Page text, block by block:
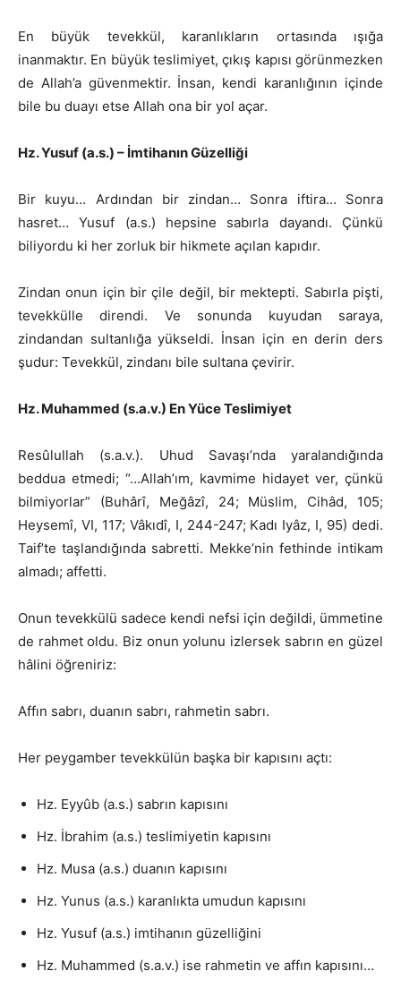
En büyük tevekkül, karanlıkların ortasında ışığa
inanmaktır. En büyük teslimiyet, çıkış kapısı görünmezken
de Allah’a güvenmektir. İnsan, kendi karanlığının içinde
bile bu duayı etse Allah ona bir yol açar.
Hz. Yusuf (a.s.) – İmtihanın Güzelliği
Bir kuyu… Ardından bir zindan… Sonra iftira… Sonra
hasret… Yusuf (a.s.) hepsine sabırla dayandı. Çünkü
biliyordu ki her zorluk bir hikmete açılan kapıdır.
Zindan onun için bir çile değil, bir mektepti. Sabırla pişti,
tevekkülle direndi. Ve sonunda kuyudan saraya,
zindandan sultanlığa yükseldi. İnsan için en derin ders
şudur: Tevekkül, zindanı bile sultana çevirir.
Hz. Muhammed (s.a.v.) En Yüce Teslimiyet
Resûlullah (s.a.v.). Uhud Savaşı’nda yaralandığında
beddua etmedi; “…Allah’ım, kavmime hidayet ver, çünkü
bilmiyorlar” (Buhârî, Meğâzî, 24; Müslim, Cihâd, 105;
Heysemî, VI, 117; Vâkıdî, I, 244-247; Kadı Iyâz, I, 95) dedi.
Taif’te taşlandığında sabretti. Mekke’nin fethinde intikam
almadı; affetti.
Onun tevekkülü sadece kendi nefsi için değildi, ümmetine
de rahmet oldu. Biz onun yolunu izlersek sabrın en güzel
hâlini öğreniriz:
Affın sabrı, duanın sabrı, rahmetin sabrı.
Her peygamber tevekkülün başka bir kapısını açtı:
Hz. Eyyûb (a.s.) sabrın kapısını
Hz. İbrahim (a.s.) teslimiyetin kapısını
Hz. Musa (a.s.) duanın kapısını
Hz. Yunus (a.s.) karanlıkta umudun kapısını
Hz. Yusuf (a.s.) imtihanın güzelliğini
Hz. Muhammed (s.a.v.) ise rahmetin ve affın kapısını…